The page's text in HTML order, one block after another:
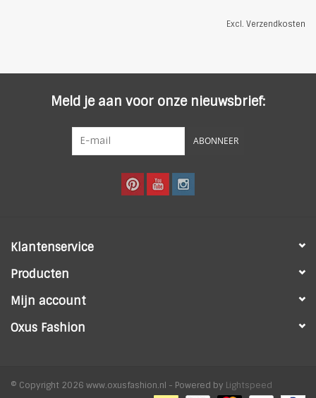
Excl. Verzendkosten
Meld je aan voor onze nieuwsbrief:
ABONNEER
Klantenservice
Producten
Mijn account
Oxus Fashion
© Copyright 2026 www.oxusfashion.nl - Powered by Lightspeed